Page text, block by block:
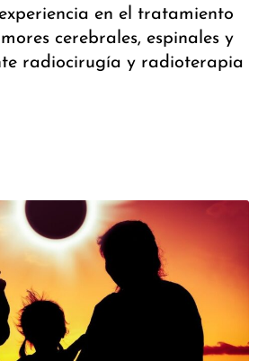
en el tratamiento
cerebrales, espinales y
radiocirugía y radioterapia